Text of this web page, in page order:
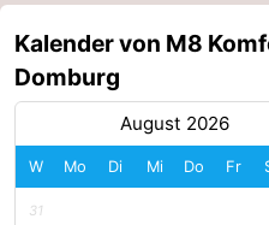
Nieuwvliet
-
Sluis
-
Cadzand
-
Natur
Wetter
Kalender von M8
Domburg
August 2026
W Mo Di Mi Do Fr
31